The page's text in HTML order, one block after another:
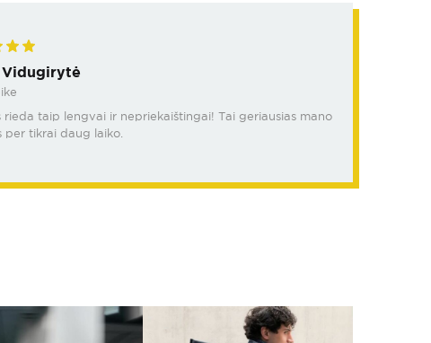
Vidugirytė
rieda taip lengvai ir nepriekaištingai! Tai geriausias mano
per tikrai daug laiko.